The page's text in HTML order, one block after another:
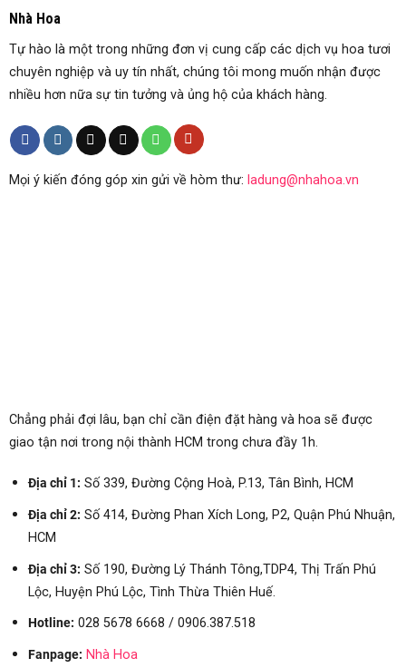
Nhà Hoa
Tự hào là một trong những đơn vị cung cấp các dịch vụ hoa tươi
chuyên nghiệp và uy tín nhất, chúng tôi mong muốn nhận được
nhiều hơn nữa sự tin tưởng và ủng hộ của khách hàng.
Mọi ý kiến đóng góp xin gửi về hòm thư: ladung@nhahoa.vn
Chẳng phải đợi lâu, bạn chỉ cần điện đặt hàng và hoa sẽ được
giao tận nơi trong nội thành HCM trong chưa đầy 1h.
Địa chỉ 1: Số 339, Đường Cộng Hoà, P.13, Tân Bình, HCM
Địa chỉ 2: Số 414, Đường Phan Xích Long, P2, Quận Phú Nhuận,
HCM
Địa chỉ 3: Số 190, Đường Lý Thánh Tông,TDP4, Thị Trấn Phú
Lộc, Huyện Phú Lộc, Tình Thừa Thiên Huế.
Hotline: 028 5678 6668 / 0906.387.518
Fanpage: Nhà Hoa